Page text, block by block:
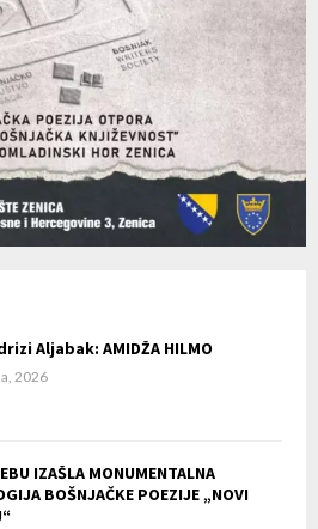
Aljabak: AMIDŽA HILMO
2026
IZAŠLA MONUMENTALNA
BOŠNJAČKE POEZIJE „NOVI